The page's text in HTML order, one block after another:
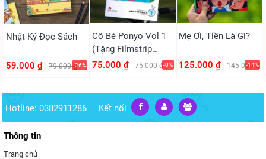
Nhật Ký Đọc Sách
59.000 ₫ 79.000 ₫-26%
Cô Bé Ponyo Vol 1
(Tặng Filmstrip
PVC)
75.000 ₫ 75.000 ₫-0%
Mẹ Ơi, Tiền Là Gì?
125.000 ₫ 145.000 ₫
-14%
Hotline: 0382911286 Kết nối
Thông tin
Trang chủ